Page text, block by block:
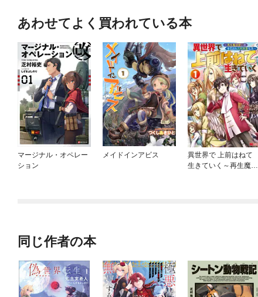
あわせてよく買われている本
マージナル・オペレー
ション
メイドインアビス
異世界で 上前はねて
生きていく～再生魔法
同じ作者の本